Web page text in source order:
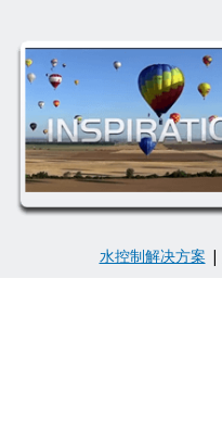
水控制解决方案 |